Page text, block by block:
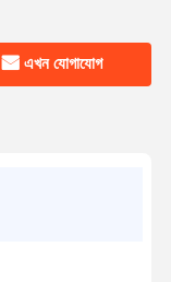
এখন যোগাযোগ